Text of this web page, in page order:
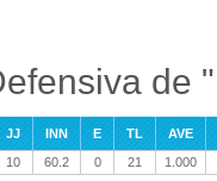
de
JJ INN E TL
AVE
10
60.2 0 21 1.000